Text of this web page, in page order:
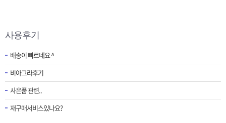
사용후기
배송이 빠르네요 ^
비아그라후기
사은품 관련..
재구매서비스있나요?